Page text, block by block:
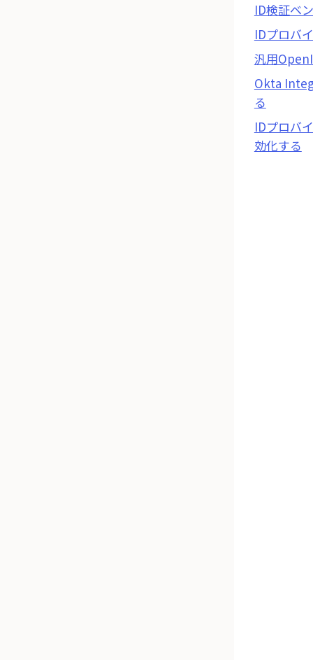
ID検証ベ
IDプロバ
汎用
Okta
る
IDプロバ
効化する